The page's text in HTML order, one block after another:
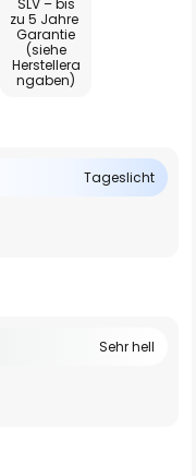
SLV – bis
zu 5 Jahre
Garantie
(siehe
Herstellera
ngaben)
Tageslicht
Sehr hell